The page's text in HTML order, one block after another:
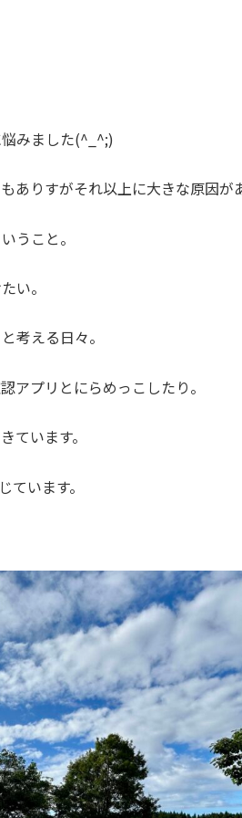
みました(^_^;)
ありすがそれ以上に大きな原因が
うこと。
い。
考える日々。
アプリとにらめっこしたり。
ています。
ています。